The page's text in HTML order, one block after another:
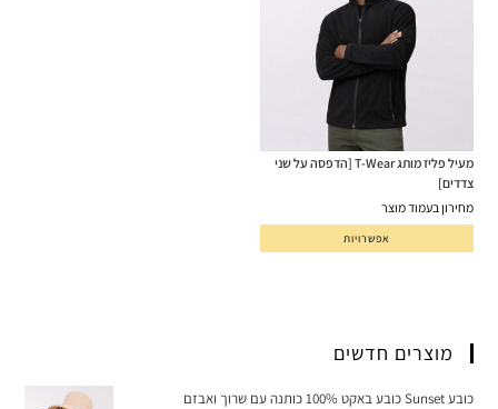
מעיל פליז מותג T-Wear [הדפסה על שני
צדדים]
מחירון בעמוד מוצר
אפשרויות
מוצרים חדשים
כובע Sunset כובע באקט 100% כותנה עם שרוך ואבזם